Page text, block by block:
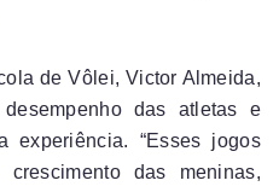
de Vôlei, Victor Almeida,
das atletas e
experiência. “Esses jogos
das meninas,